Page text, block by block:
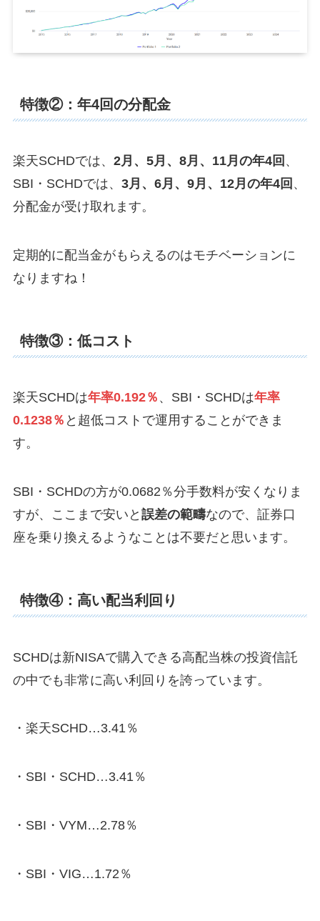
特徴②：年4回の分配金
楽天SCHDでは、 2月、5月、8月、11月の年4回 、
SBI・SCHDでは、 3月、6月、9月、12月の年4回 、
分配金が受け取れます。
定期的に配当金がもらえるのはモチベーションに
なりますね！
特徴③：低コスト
楽天SCHDは年率0.192％ 、SBI・SCHDは年率
0.1238％ と超低コストで運用することができま
す。
SBI・SCHDの方が0.0682％分手数料が安くなりま
すが、ここまで安いと 誤差の範疇なので、証券口
座を乗り換えるようなことは不要だと思います。
特徴④：高い配当利回り
SCHDは新NISAで購入できる高配当株の投資信託
の中でも非常に高い利回りを誇っています。
・楽天SCHD…3.41％
・SBI・SCHD…3.41％
・SBI・VYM…2.78％
・SBI・VIG…1.72％